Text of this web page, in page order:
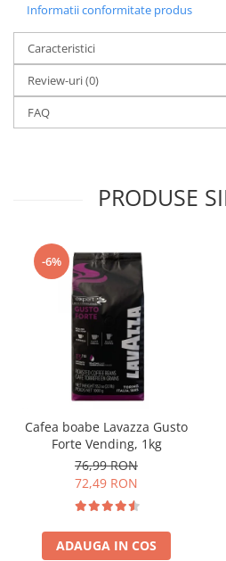
Informatii conformitate produs
Caracteristici
Review-uri(0)
FAQ
PRODUSE
-6%
Cafea boabe Lavazza Gusto
Forte Vending, 1kg
76,99 RON
72,49 RON
ADAUGA IN COS